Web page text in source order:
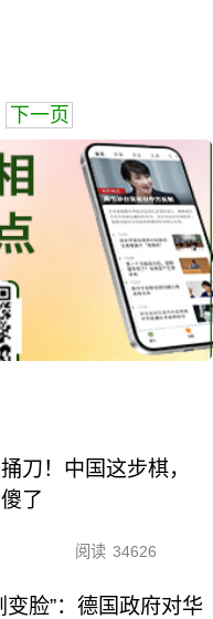
下一页
刀！中国这步棋，
了
阅读 34626
变脸”：德国政府对华